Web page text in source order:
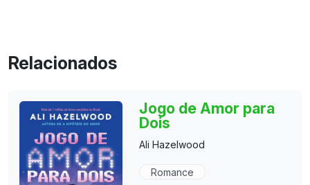
Relacionados
Jogo de Amor para
Dois
Ali Hazelwood
Romance